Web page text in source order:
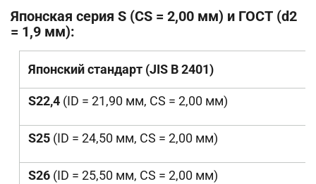
Японская серия S (CS = 2,00 мм) и ГОСТ (d2
= 1,9 мм):
Японский стандарт (JIS B 2401)
S22,4 (ID = 21,90 мм, CS = 2,00 мм)
S25 (ID = 24,50 мм, CS = 2,00 мм)
S26 (ID = 25,50 мм, CS = 2,00 мм)